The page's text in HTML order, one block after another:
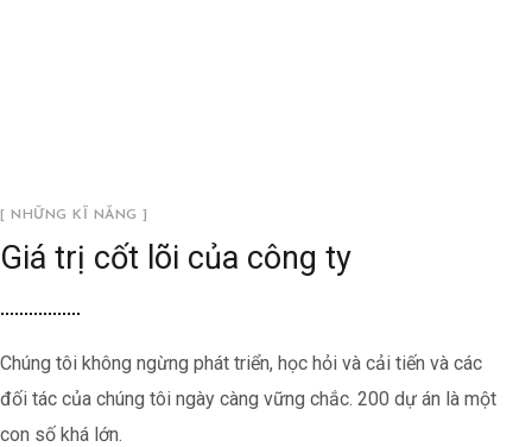
[ NHỮNG KĨ NĂNG ]
Giá trị cốt lõi của công ty
Chúng tôi không ngừng phát triển, học hỏi và cải tiến và các
đối tác của chúng tôi ngày càng vững chắc. 200 dự án là một
con số khá lớn.